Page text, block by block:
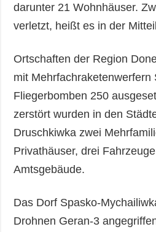
darunter 21 Wohnhäuser.
verletzt, heißt es in der
Ortschaften der Region
mit Mehrfachraketenwerfern
Fliegerbomben 250
zerstört wurden in den
Druschkiwka zwei
Privathäuser, drei
Amtsgebäude.
Das Dorf Spasko-
Drohnen Geran-3